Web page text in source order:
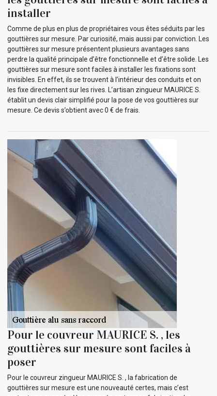
installer
Comme de plus en plus de propriétaires vous êtes séduits par les
gouttières sur mesure. Par curiosité, mais aussi par conviction. Les
gouttières sur mesure présentent plusieurs avantages sans
perdre la qualité principale d’être fonctionnelle et d’être solide. Les
gouttières sur mesure sont faciles à installer les fixations sont
invisibles. En effet, ils se trouvent à l’intérieur des conduits et on
les fixe directement sur les rives. L’artisan zingueur MAURICE S.
établit un devis clair simplifié pour la pose de vos gouttières sur
mesure. Ce devis s’obtient avec 0 € de frais.
Pour le couvreur MAURICE S. , les
gouttières sur mesure sont faciles à
poser
Pour le couvreur zingueur MAURICE S. , la fabrication de
gouttières sur mesure est une nouveauté certes, mais c’est